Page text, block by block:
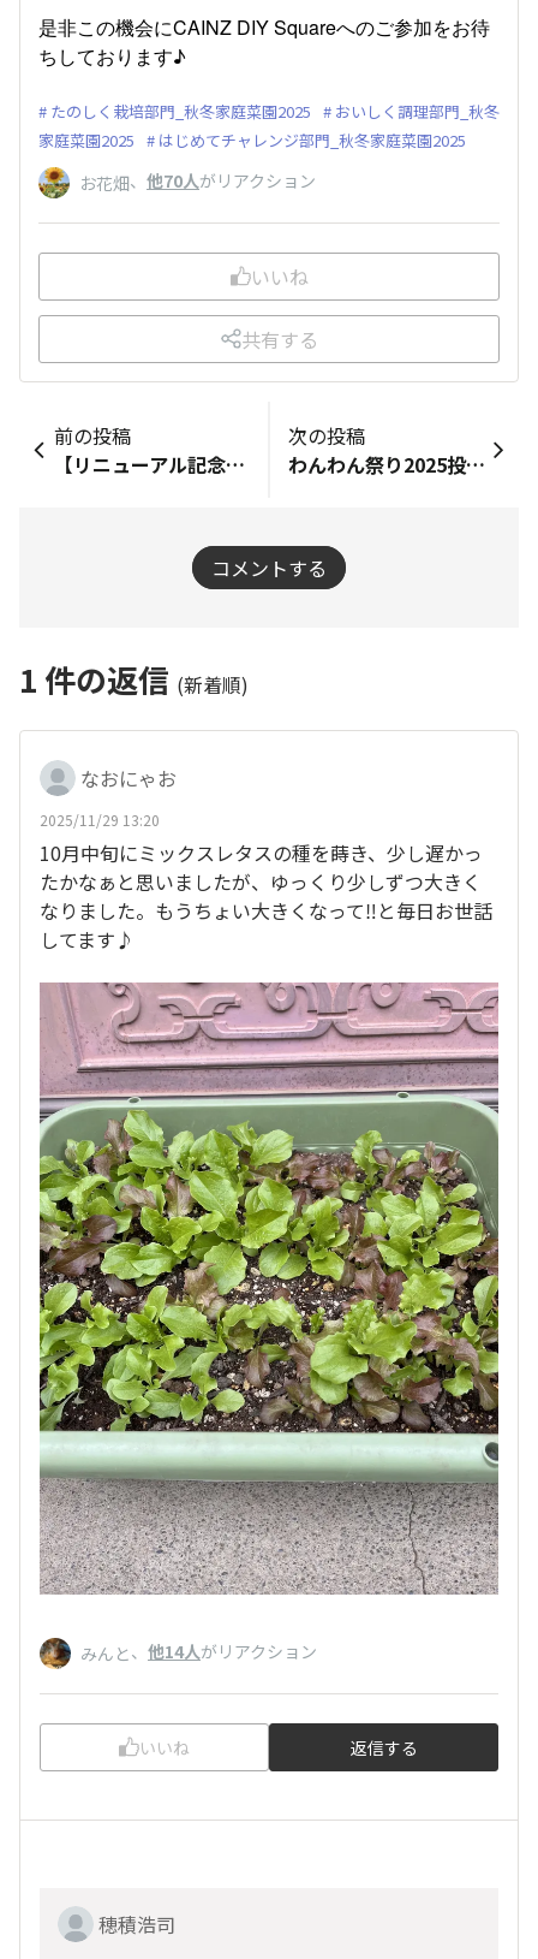
是非この機会にCAINZ DIY Squareへのご参加をお待
ちしております♪
たのしく栽培部門_秋冬家庭菜園2025
おいしく調理部門_秋冬
家庭菜園2025
はじめてチャレンジ部門_秋冬家庭菜園2025
お花畑、 他70人がリアクション
いいね
共有する
前の投稿
【リニューアル記念】新規登録キャンペーン開催！
次の投稿
わんわん祭り2025投稿キャンペーン開催
コメントする
1 件の返信 (新着順)
なおにゃお
2025/11/29 13:20
10月中旬にミックスレタスの種を蒔き、少し遅かっ
たかなぁと思いましたが、ゆっくり少しずつ大きく
なりました。もうちょい大きくなって‼️と毎日お世話
してます♪
みんと、 他14人がリアクション
いいね 返信する
穂積浩司